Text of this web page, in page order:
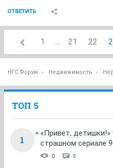
ОТВЕТИТЬ
1 ... 21 22
НГС.Форум Недвижимость
ТОП 5
1
«Привет,
страшном сериале
0 3